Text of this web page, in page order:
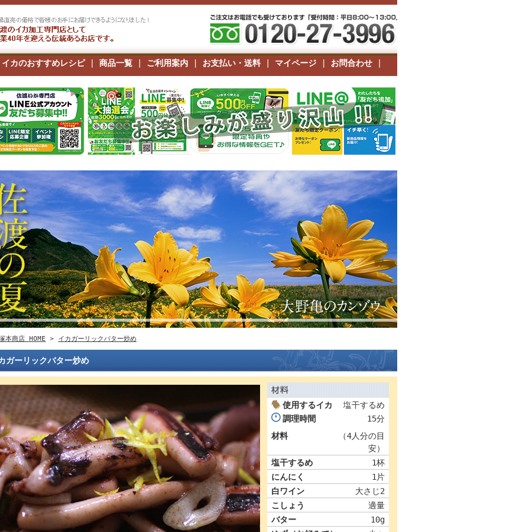
イカのおすすめレシピ| 商品一覧 ご利用案内 お支払い・送料| マイページ お問合わせ
本商店 HOME > イカガーリックバター炒め
ガーリックバター炒め
使用するイカ
塩干するめ
調理時間
15分
材料
（4人分の目
安）
塩干するめ
1杯
にんにく
1片
白ワイン
大さじ2
こしょう
適量
バター
10g